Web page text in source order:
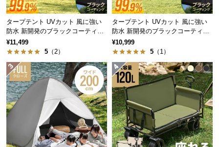
の
配
送
に
つ
い
て
開
タープテント UVカット 風に強い
防水 新開発のブラックコーティン
グタイプ 3m
¥11,499
5 （2）
タープテント UVカット 風に強い
防水 新開発のブラックコーティン
グタイプ 2.5m
¥10,999
5 （1）